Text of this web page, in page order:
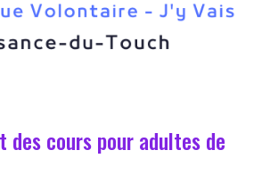
des cours pour adultes de